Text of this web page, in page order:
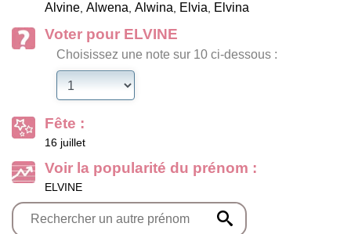
Alvine, Alwena, Alwina, Elvia, Elvina
Voter pour ELVINE
Choisissez une note sur 10 ci-dessous :
Fête :
16 juillet
Voir la popularité du prénom :
ELVINE